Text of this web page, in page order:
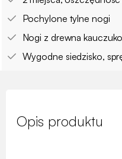
Pochylone tylne nogi
Nogi z drewna
Wygodne siedzisko,
Opis produktu